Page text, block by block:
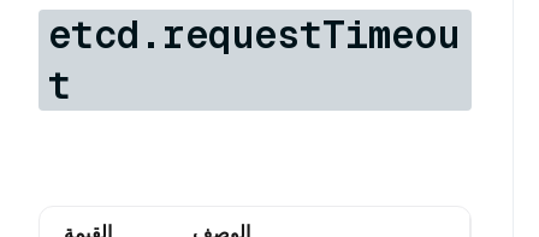
etcd.requestTimeou
t